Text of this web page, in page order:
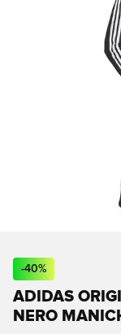
-40%
ADIDAS
NERO